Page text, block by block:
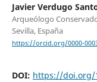
Javier Verdugo
Arqueólogo
Sevilla, España
https://orcid.org/0000-
DOI: https://doi.org/